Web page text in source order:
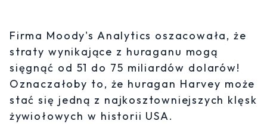
Firma Moody's Analytics oszacowała, że
straty wynikające z huraganu mogą
sięgnąć od 51 do 75 miliardów dolarów!
Oznaczałoby to, że huragan Harvey może
stać się jedną z najkosztowniejszych klęsk
żywiołowych w historii USA.